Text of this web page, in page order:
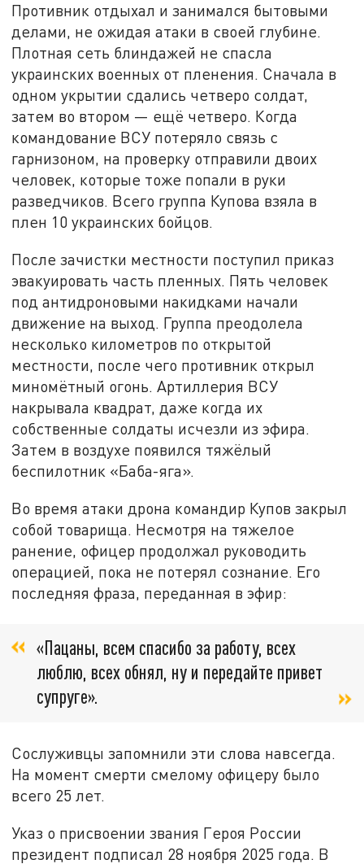
Противник отдыхал и занимался бытовыми
делами, не ожидая атаки в своей глубине.
Плотная сеть блиндажей не спасла
украинских военных от пленения. Сначала в
одном укрытии сдались четверо солдат,
затем во втором — ещё четверо. Когда
командование ВСУ потеряло связь с
гарнизоном, на проверку отправили двоих
человек, которые тоже попали в руки
разведчиков. Всего группа Купова взяла в
плен 10 украинских бойцов.
После зачистки местности поступил приказ
эвакуировать часть пленных. Пять человек
под антидроновыми накидками начали
движение на выход. Группа преодолела
несколько километров по открытой
местности, после чего противник открыл
миномётный огонь. Артиллерия ВСУ
накрывала квадрат, даже когда их
собственные солдаты исчезли из эфира.
Затем в воздухе появился тяжёлый
беспилотник «Баба-яга».
Во время атаки дрона командир Купов закрыл
собой товарища. Несмотря на тяжелое
ранение, офицер продолжал руководить
операцией, пока не потерял сознание. Его
последняя фраза, переданная в эфир:
«Пацаны, всем спасибо за работу, всех
люблю, всех обнял, ну и передайте привет
супруге».
Сослуживцы запомнили эти слова навсегда.
На момент смерти смелому офицеру было
всего 25 лет.
Указ о присвоении звания Героя России
президент подписал 28 ноября 2025 года. В